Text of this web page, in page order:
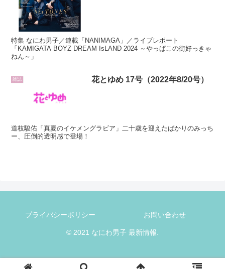
特集 なにわ男子／連載「NANIMAGA」／ライブレポート
「KAMIGATA BOYZ DREAM IsLAND 2024 ～やっぱこの街好っきゃ
ねん～」
雑誌 花とゆめ 17号（2022年8/20号）
道枝駿佑「真夏のイケメングラビア」二十歳を迎えたばかりのみっち
ー、圧倒的透明感で登場！
プライバシーポリシー お問い合わせ
© 2021 なにわ男子 最新情報.